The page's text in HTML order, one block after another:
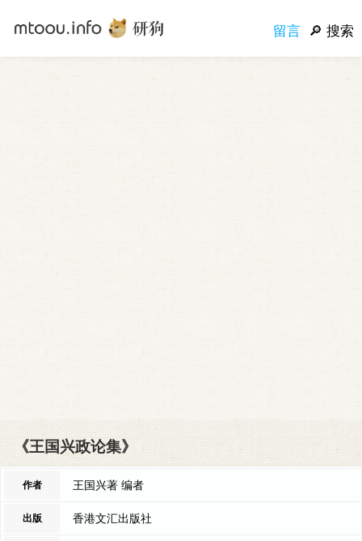
留言 搜索
《王国兴政论集》
作者 王国兴著 编者
出版 香港文汇出版社